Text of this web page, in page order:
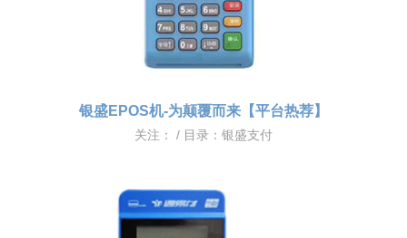
银盛EPOS机-为颠覆而来【平台热荐】
关注： / 目录： 银盛支付